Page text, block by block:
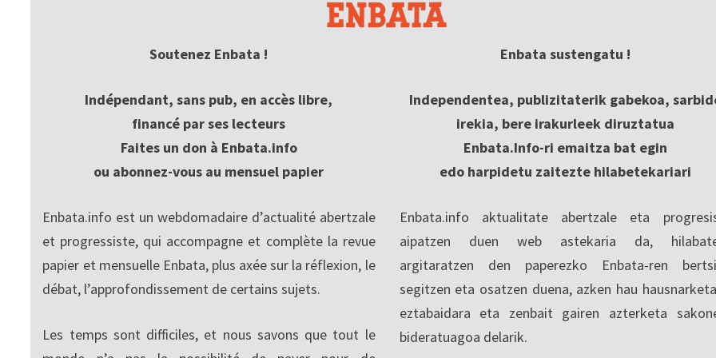
Soutenez Enbata !
Indépendant, sans pub, en accès libre,
financé par ses lecteurs
Faites un don à Enbata.info
ou abonnez-vous au mensuel papier
Enbata.info est un webdomadaire d’actualité abertzale
et progressiste, qui accompagne et complète la revue
papier et mensuelle Enbata, plus axée sur la réflexion, le
débat, l’approfondissement de certains sujets.
Les temps sont difficiles, et nous savons que tout le
Enbata sustengatu !
Independentea, publizitaterik gabekoa,
irekia, bere irakurleek diruztatua
Enbata.Info-ri emaitza bat egin
edo harpidetu zaitezte hilabetekariari
Enbata.info aktualitate abertzale eta
aipatzen duen web astekaria da,
argitaratzen den paperezko Enbata-ren
segitzen eta osatzen duena, azken hau
eztabaidara eta zenbait gairen azterketa
bideratuagoa delarik.